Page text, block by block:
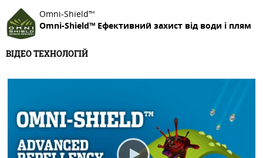
Omni-Shield™
Omni-Shield™ Ефективний захист від води і плям
ВІДЕО ТЕХНОЛОГІЙ